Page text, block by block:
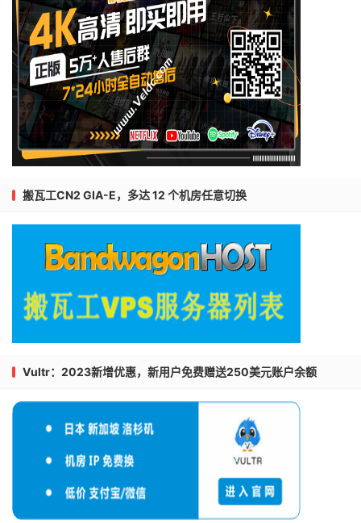
搬瓦工CN2 GIA-E，多达 12 个机房任意切换
Vultr：2023新增优惠，新用户免费赠送250美元账户余额